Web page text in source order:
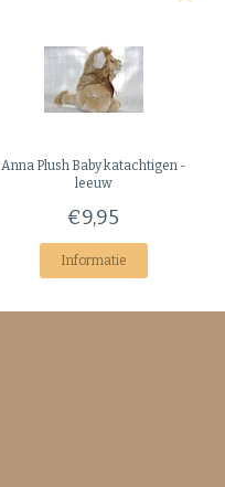
Anna PlushBaby katachtigen -
leeuw
€9,95
Informatie